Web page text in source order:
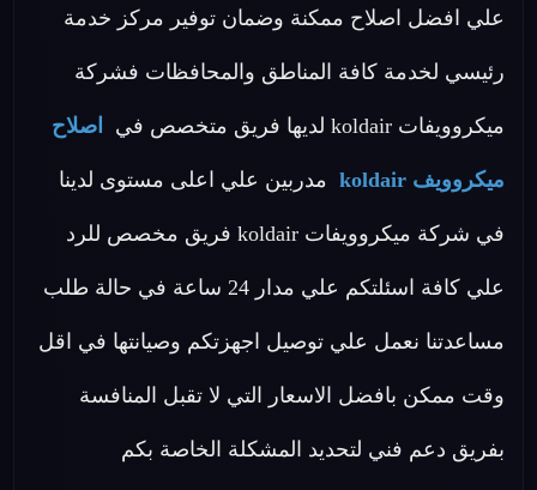
علي افضل اصلاح ممكنة وضمان توفير مركز خدمة
رئيسي لخدمة كافة المناطق والمحافظات فشركة
ميكروويفات koldair لديها فريق متخصص في اصلاح
ميكروويف koldair مدربين علي اعلى مستوى لدينا
في شركة ميكروويفات koldair فريق مخصص للرد
علي كافة اسئلتكم علي مدار 24 ساعة في حالة طلب
مساعدتنا نعمل علي توصيل اجهزتكم وصيانتها في اقل
وقت ممكن بافضل الاسعار التي لا تقبل المنافسة
بفريق دعم فني لتحديد المشكلة الخاصة بكم